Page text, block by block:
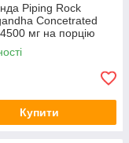
Piping Rock
Concetrated
мг на порцію
на капсулу) 120
Купити